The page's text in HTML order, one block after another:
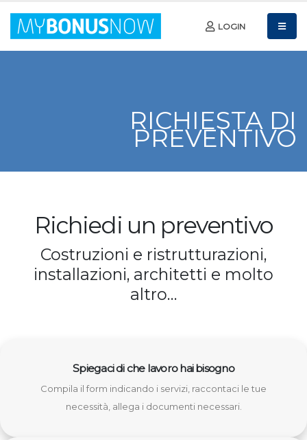
LOGIN
RICHIESTA DI
PREVENTIVO
Richiedi un preventivo
Costruzioni e ristrutturazioni,
installazioni, architetti e molto
altro…
Spiegaci di che lavoro hai bisogno
Compila il form indicando i servizi, raccontaci le tue
necessità, allega i documenti necessari.